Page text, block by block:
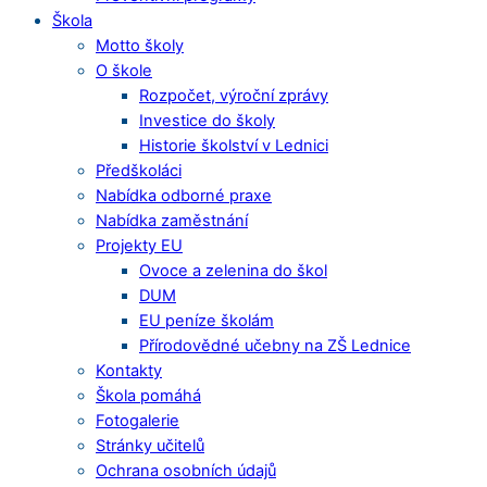
Škola
Motto školy
O škole
Rozpočet, výroční zprávy
Investice do školy
Historie školství v Lednici
Předškoláci
Nabídka odborné praxe
Nabídka zaměstnání
Projekty EU
Ovoce a zelenina do škol
DUM
EU peníze školám
Přírodovědné učebny na ZŠ Lednice
Kontakty
Škola pomáhá
Fotogalerie
Stránky učitelů
Ochrana osobních údajů